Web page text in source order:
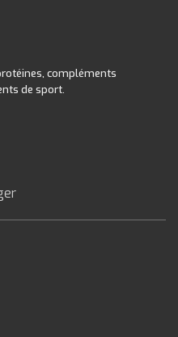
compléments
de sport.